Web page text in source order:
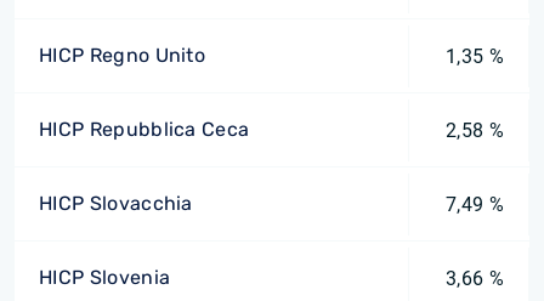
HICP Regno Unito 1,35 %
HICP Repubblica Ceca 2,58 %
HICP Slovacchia 7,49 %
HICP Slovenia 3,66 %